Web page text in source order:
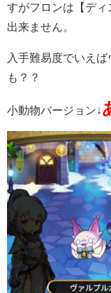
すがフロンは【デ
出来ません。
入手難易度でいえ
も？？
小動物バージョン↓